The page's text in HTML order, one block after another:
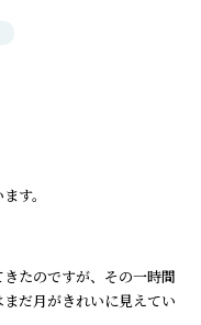
す。
たのですが、その一時間
だ月がきれいに見えてい